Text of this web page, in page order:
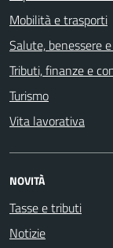
Mobilità e trasporti
Salute, benessere
Tributi, finanze e
Turismo
Vita lavorativa
NOVITÀ
Tasse e tributi
Notizie